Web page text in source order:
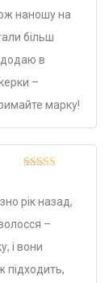
наношу на
більш
додаю в
–
марку!
рік назад,
–
і вони
підходить,